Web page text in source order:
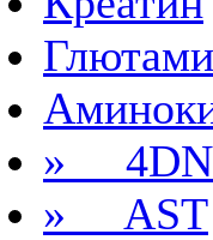
» 4DN
» AST